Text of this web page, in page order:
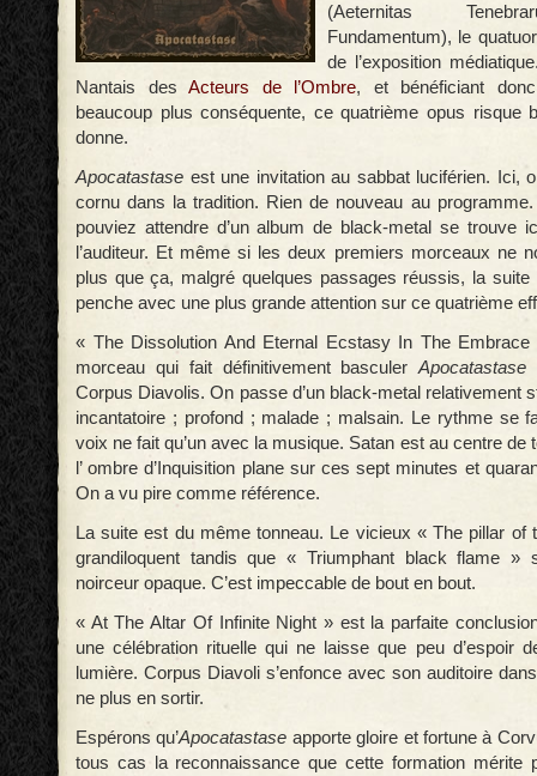
(Aeternitas
Fundamentum), le
de l’exposition
Nantais desActeurs de l’Ombre, et bénéficiant donc
beaucoup plus conséquente, ce quatrième opus risque
donne.
Apocatastase est une invitation au sabbat luciférien. Ici,
cornu dans la tradition. Rien de nouveau au
pouviez attendre d’un album de black-metal se trouve
l’auditeur. Et même si les deux premiers morceaux ne
plus que ça, malgré quelques passages réussis, la suite
penche avec une plus grande attention sur ce quatrième
« The Dissolution And Eternal Ecstasy In The
morceau qui fait définitivement basculerApocatastase
Corpus Diavolis. On passe d’un black-metal relativement
incantatoire ; profond ; malade ; malsain. Le rythme se
voix ne fait qu’un avec la musique. Satan est au centre de
l’ ombre d’Inquisition plane sur ces sept minutes et
On a vu pire comme référence.
La suite est du même tonneau. Le vicieux « The pillar of
grandiloquent tandis que « Triumphant black flame »
noirceur opaque. C’est impeccable de bout en bout.
« At The Altar Of Infinite Night » est la parfaite
une célébration rituelle qui ne laisse que peu d’espoir
lumière. Corpus Diavoli s’enfonce avec son auditoire
ne plus en sortir.
Espérons qu’Apocatastase apporte gloire et fortune à
tous cas la reconnaissance que cette formation mérite